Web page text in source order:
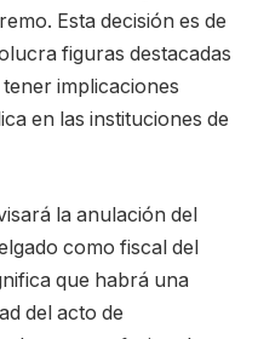
Esta decisión es de
figuras destacadas
implicaciones
en las instituciones de
la anulación del
como fiscal del
que habrá una
del acto de